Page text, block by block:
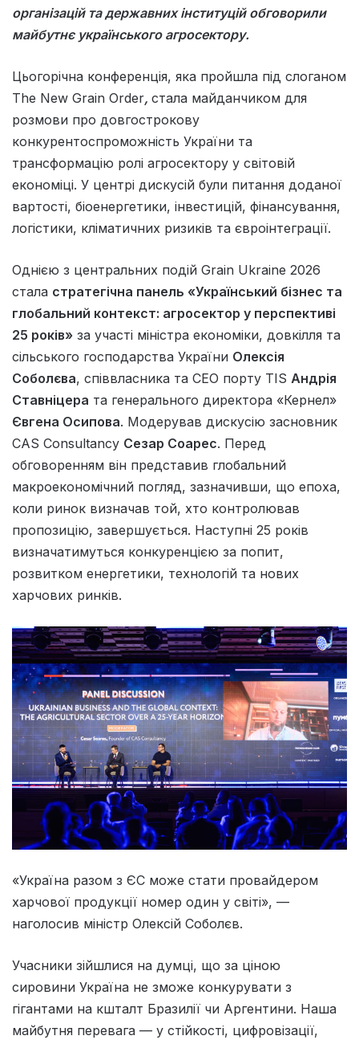
організацій та державних інституцій обговорили
майбутнє українського агросектору.
Цьогорічна конференція, яка пройшла під слоганом
The New Grain Order, стала майданчиком для
розмови про довгострокову
конкурентоспроможність України та
трансформацію ролі агросектору у світовій
економіці. У центрі дискусій були питання доданої
вартості, біоенергетики, інвестицій, фінансування,
логістики, кліматичних ризиків та євроінтеграції.
Однією з центральних подій Grain Ukraine 2026
стала стратегічна панель «Український бізнес та
глобальний контекст: агросектор у перспективі
25 років» за участі міністра економіки, довкілля та
сільського господарства України Олексія
Соболєва, співвласника та CEO порту TIS Андрія
Ставніцера та генерального директора «Кернел»
Євгена Осипова. Модерував дискусію засновник
CAS Consultancy Сезар Соарес. Перед
обговоренням він представив глобальний
макроекономічний погляд, зазначивши, що епоха,
коли ринок визначав той, хто контролював
пропозицію, завершується. Наступні 25 років
визначатимуться конкуренцією за попит,
розвитком енергетики, технологій та нових
харчових ринків.
«Україна разом з ЄС може стати провайдером
харчової продукції номер один у світі», —
наголосив міністр Олексій Соболєв.
Учасники зійшлися на думці, що за ціною
сировини Україна не зможе конкурувати з
гігантами на кшталт Бразилії чи Аргентини. Наша
майбутня перевага — у стійкості, цифровізації,